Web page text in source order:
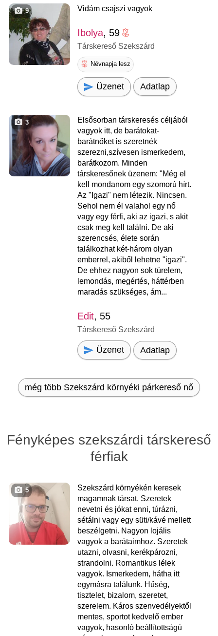
9 Vidám csajszi vagyok
Ibolya, 59
Társkereső Szekszárd
Névnapja lesz
Üzenet Adatlap
3
Elsősorban társkeresés céljából
vagyok itt, de barátokat-
barátnőket is szeretnék
szerezni,szívesen ismerkedem,
barátkozom. Minden
társkeresőnek üzenem: "Még el
kell mondanom egy szomorú hírt.
Az "Igazi" nem létezik. Nincsen.
Sehol nem él valahol egy nő
vagy egy férfi, aki az igazi, s akit
csak meg kell találni. De aki
szerencsés, élete során
találkozhat két-három olyan
emberrel, akiből lehetne "igazi".
De ehhez nagyon sok türelem,
lemondás, megértés, háttérben
maradás szükséges, ám...
Edit, 55
Társkereső Szekszárd
Üzenet Adatlap
még több Szekszárd környéki párkereső nő
Fényképes szekszárdi társkereső
férfiak
5
Szekszárd környékén keresek
magamnak társat. Szeretek
nevetni és jókat enni, túrázni,
sétálni vagy egy süti/kávé mellett
beszélgetni. Nagyon lojális
vagyok a barátaimhoz. Szeretek
utazni, olvasni, kerékpározni,
strandolni. Romantikus lélek
vagyok. Ismerkedem, hátha itt
egymásra találunk. Hűség,
tisztelet, bizalom, szeretet,
szerelem. Káros szenvedélyektől
mentes, sportot kedvelő ember
vagyok, hasonló beállítottságú